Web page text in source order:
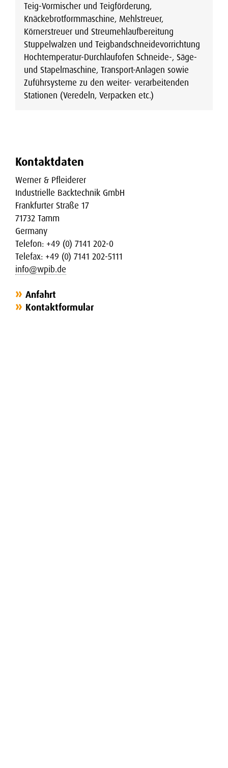
Teig-Vormischer und Teigförderung,
Knäckebrotformmaschine, Mehlstreuer,
Körnerstreuer und Streumehlaufbereitung
Stuppelwalzen und Teigbandschneidevorrichtung
Hochtemperatur-Durchlaufofen Schneide-, Säge-
und Stapelmaschine, Transport-Anlagen sowie
Zuführsysteme zu den weiter- verarbeitenden
Stationen (Veredeln, Verpacken etc.)
Kontaktdaten
Werner & Pfleiderer
Industrielle Backtechnik GmbH
Frankfurter Straße 17
71732 Tamm
Germany
Telefon: +49 (0) 7141 202-0
Telefax: +49 (0) 7141 202-5111
info@wpib.de
Anfahrt
Kontaktformular